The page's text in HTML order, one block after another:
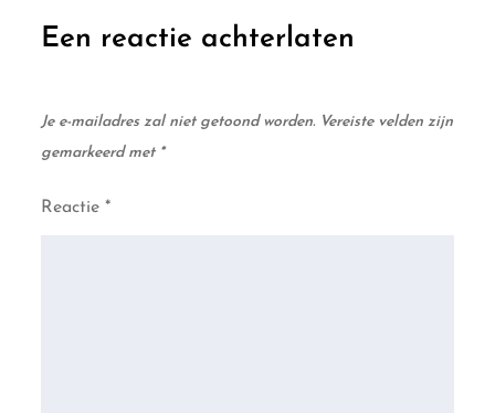
Een reactie achterlaten
Je e-mailadres zal niet getoond worden. Vereiste velden zijn
gemarkeerd met *
Reactie*